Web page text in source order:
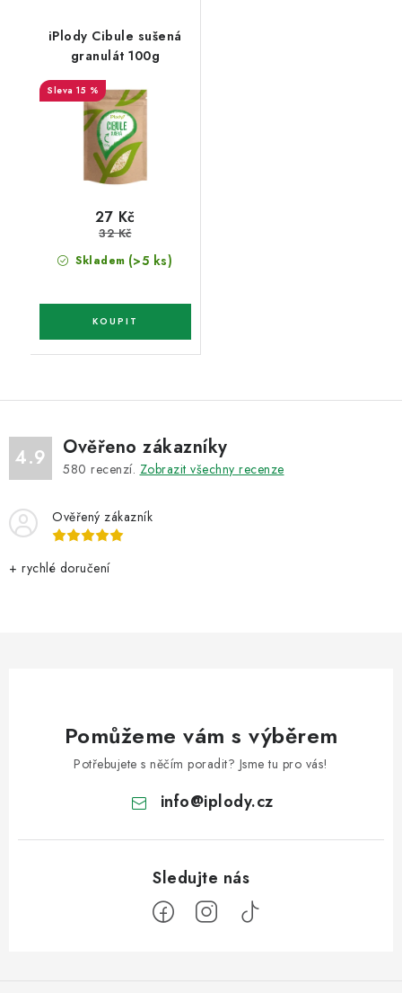
iPlody Cibule sušená
granulát 100g
15 %
Skladem (>5 ks)
27 Kč
32 Kč
4.9 Ověřeno zákazníky
580 recenzí. Zobrazit všechny recenze
Ověřený zákazník
+ rychlé doručení
Pomůžeme vám s výběrem
Potřebujete s něčím poradit? Jsme tu pro vás!
info@iplody.cz